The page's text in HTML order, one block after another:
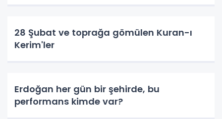
28 Şubat ve toprağa gömülen Kuran-ı
Kerim'ler
Erdoğan her gün bir şehirde, bu
performans kimde var?